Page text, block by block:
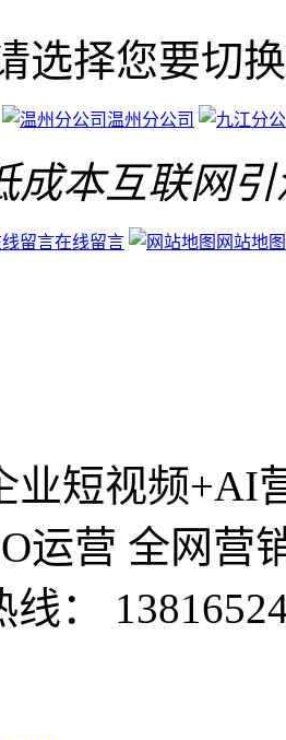
选择您要切
温州分公司
成本互联网
在线留言 网站地图
业短视频+AI
运营 全网营
：